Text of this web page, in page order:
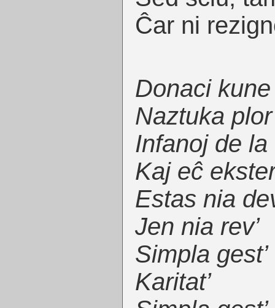
Ĉar ni
Donaci
Naztuka
Infanoj de la
Kaj eĉ
Estas nia
Jen nia rev’
Simpla gest’
Karitat’